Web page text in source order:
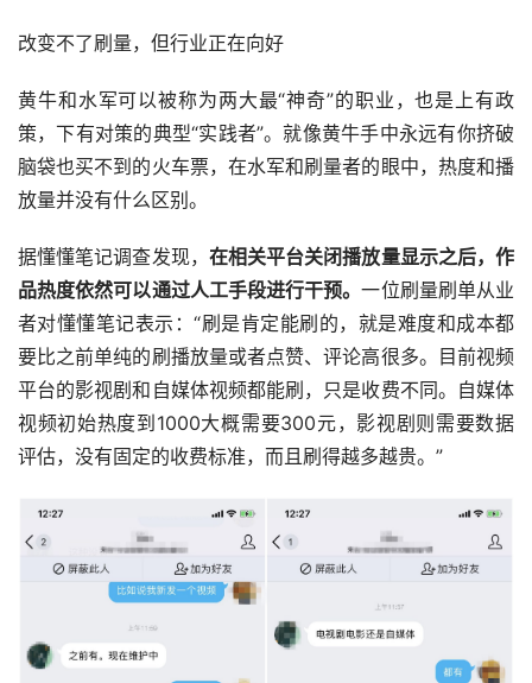
改变不了刷量，但行业正在向好
黄牛和水军可以被称为两大最“神奇”的职业，也是上有政
策，下有对策的典型“实践者”。就像黄牛手中永远有你挤破
脑袋也买不到的火车票，在水军和刷量者的眼中，热度和播
放量并没有什么区别。
据懂懂笔记调查发现， 在相关平台关闭播放量显示之后，作
品热度依然可以通过人工手段进行干预。一位刷量刷单从业
者对懂懂笔记表示：“刷是肯定能刷的，就是难度和成本都
要比之前单纯的刷播放量或者点赞、评论高很多。目前视频
平台的影视剧和自媒体视频都能刷，只是收费不同。自媒体
视频初始热度到1000大概需要300元，影视剧则需要数据
评估，没有固定的收费标准，而且刷得越多越贵。”